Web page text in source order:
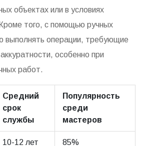
объектах или в условиях
того, с помощью ручных
выполнять операции, требующие
особенно при
работ.
Средний
срок
службы
Популярность
среди
мастеров
10-12 лет 85%